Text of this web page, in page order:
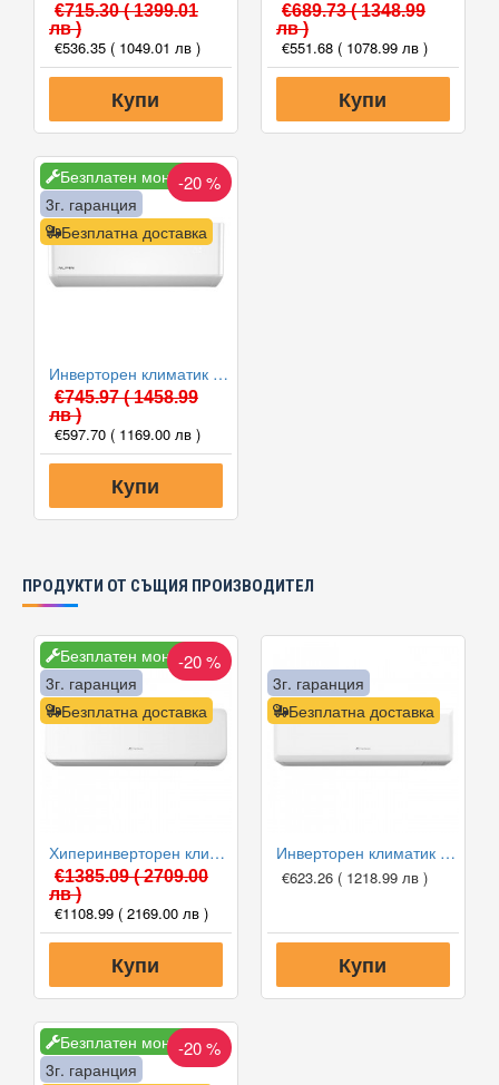
€715.30( 1399.01
лв )
€536.35 ( 1049.01 лв )
Купи
€689.73( 1348.99
лв )
€551.68 ( 1078.99 лв )
Купи
Безплатен монтаж
Безплатна доставка
3г. гаранция
-20 %
Инверторен климатик Alpin ASW-35PTT Pro, WIFI, 12000 BTU, Клас А++
€745.97( 1458.99
лв )
€597.70 ( 1169.00 лв )
Купи
ПРОДУКТИ ОТ СЪЩИЯ ПРОИЗВОДИТЕЛ
Безплатен монтаж
Безплатна доставка
3г. гаранция
-20 %
Хиперинверторен климатик Fuji Electric RSG12KGTB(E) /ROG12KGCA, 12000 BTU, Клас A+++
€1385.09( 2709.00
лв )
€1108.99 ( 2169.00 лв )
Купи
Безплатна доставка
3г. гаранция
Инверторен климатик Fuji Electric RSG09KPCA/ROG09KPCA, 9000 BTU, Клас A++
€623.26 ( 1218.99 лв )
Купи
Безплатен монтаж
3г. гаранция
-20 %